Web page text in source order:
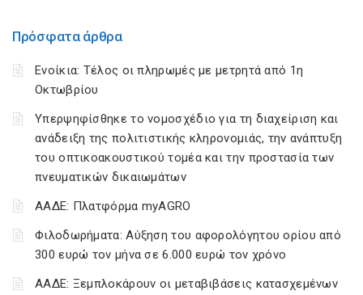
Πρόσφατα άρθρα
Ενοίκια: Τέλος οι πληρωμές με μετρητά από 1η
Οκτωβρίου
Υπερψηφίσθηκε το νομοσχέδιο για τη διαχείριση και
ανάδειξη της πολιτιστικής κληρονομιάς, την ανάπτυξη
του οπτικοακουστικού τομέα και την προστασία των
πνευματικών δικαιωμάτων
ΑΑΔΕ: Πλατφόρμα myAGRO
Φιλοδωρήματα: Αύξηση του αφορολόγητου ορίου από
300 ευρώ τον μήνα σε 6.000 ευρώ τον χρόνο
ΑΑΔΕ: Ξεμπλοκάρουν οι μεταβιβάσεις κατασχεμένων